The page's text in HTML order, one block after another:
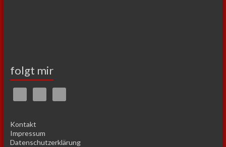
folgt mir
Kontakt
Impressum
Datenschutzerklärung